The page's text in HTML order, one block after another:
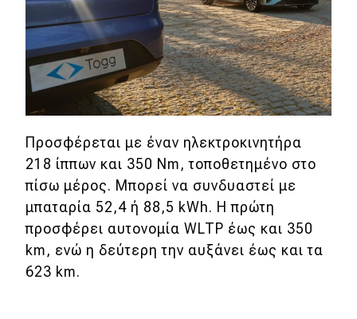
MOTO
Μεταχειρισμένο
Οδηγός αγοράς
Συμβουλές
Χρηστικά
Συμβουλές
ΚΤΕΟ
Προσφέρεται με έναν ηλεκτροκινητήρα
218 ίππων και 350 Nm, τοποθετημένο στο
πίσω μέρος. Μπορεί να συνδυαστεί με
μπαταρία 52,4 ή 88,5 kWh. Η πρώτη
προσφέρει αυτονομία WLTP έως και 350
km, ενώ η δεύτερη την αυξάνει έως και τα
623 km.